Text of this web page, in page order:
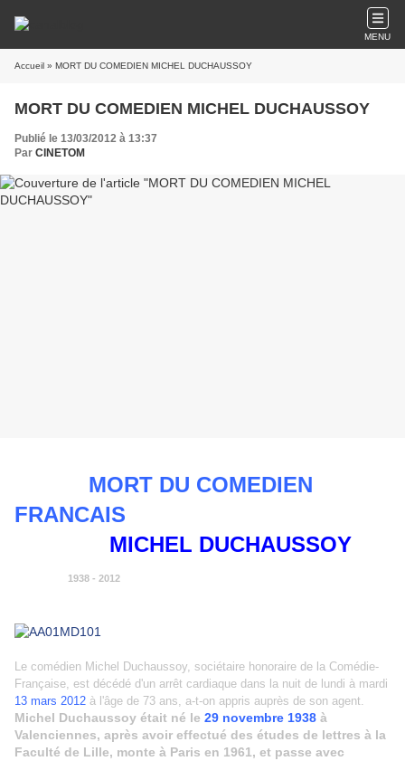
MENU
Accueil » MORT DU COMEDIEN MICHEL DUCHAUSSOY
MORT DU COMEDIEN MICHEL DUCHAUSSOY
Publié le 13/03/2012 à 13:37
Par CINETOM
MORT DU COMEDIEN
FRANCAIS
MICHEL DUCHAUSSOY
1938 - 2012
Le comédien Michel Duchaussoy, sociétaire honoraire de la Comédie-
Française, est décédé d'un arrêt cardiaque dans la nuit de lundi à mardi
13 mars 2012 à l'âge de 73 ans, a-t-on appris auprès de son agent.
Michel Duchaussoy était né le 29 novembre 1938 à
Valenciennes, après avoir effectué des études de lettres à la
Faculté de Lille, monte à Paris en 1961, et passe avec